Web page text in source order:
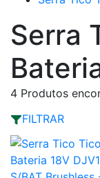
Serra
4 Produtos
FILTRAR